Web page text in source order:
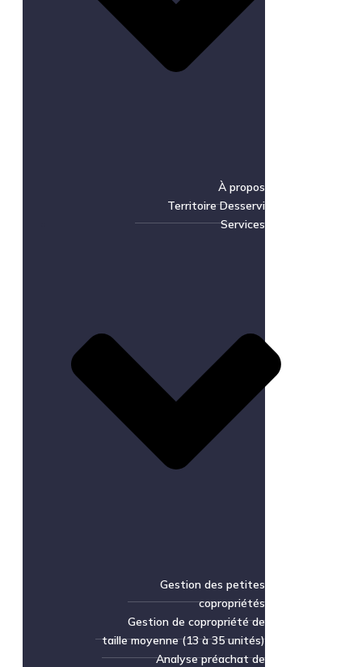
À propos
Territoire Desservi
Services
Gestion des petites
copropriétés
Gestion de copropriété de
taille moyenne (13 à 35 unités)
Analyse préachat de